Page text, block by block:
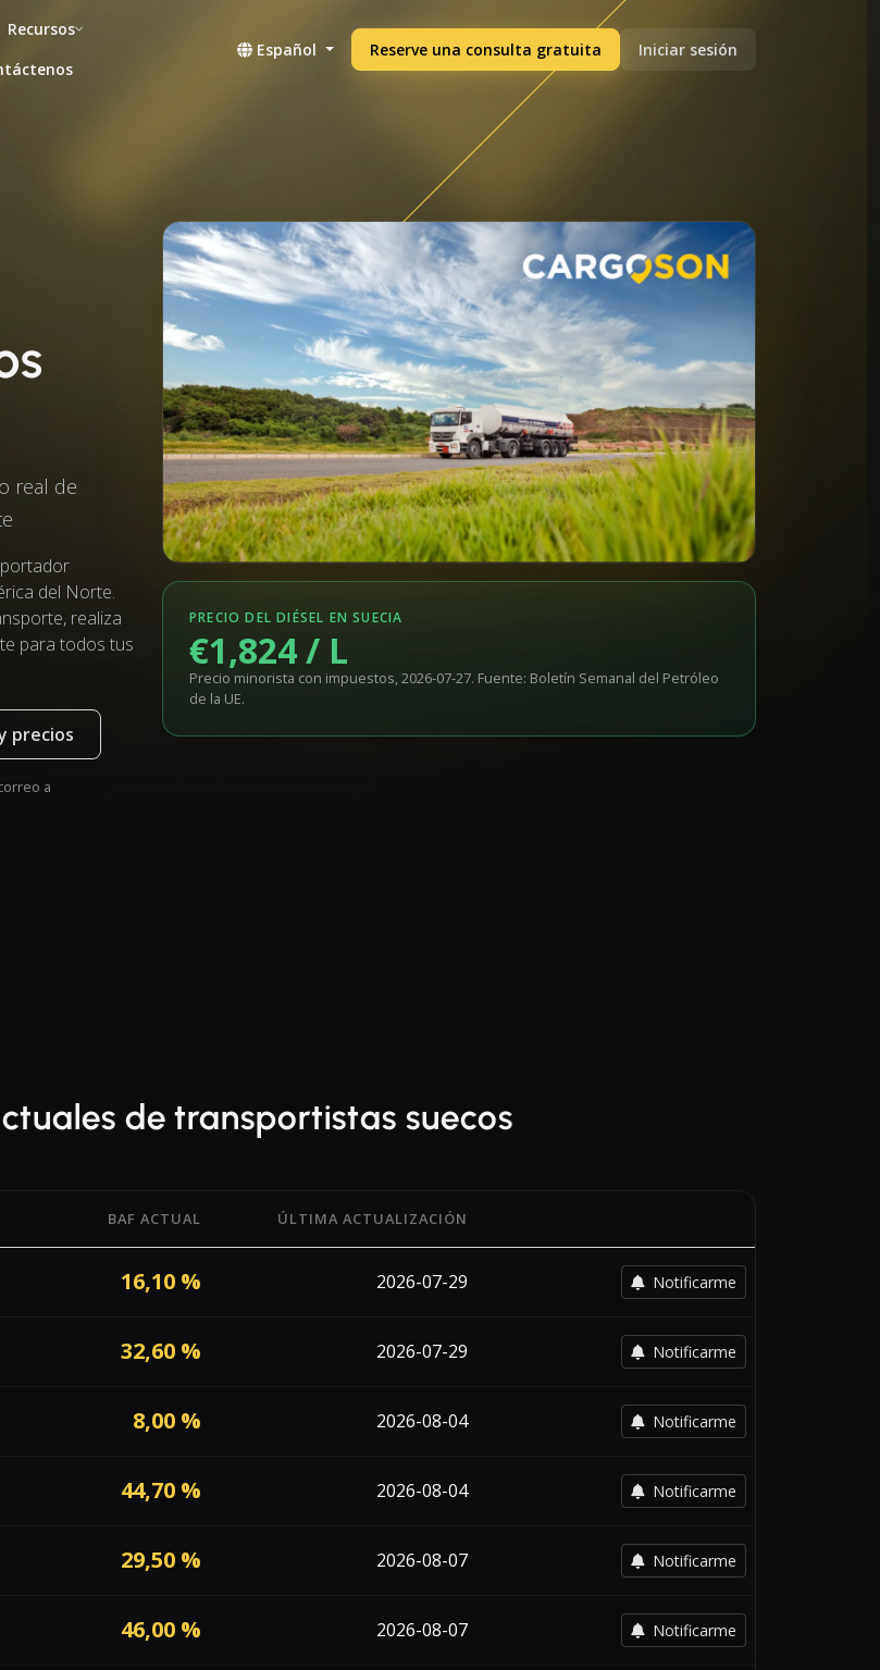
Recursos
Español Reserve una consulta gratuita Iniciar sesión
real de
del Norte.
realiza
para todos tus
precios
a
PRECIO DEL DIÉSEL EN SUECIA
€1,824 / L
Precio minorista con impuestos, 2026-07-27. Fuente: Boletín Semanal del Petróleo
de la UE.
de transportistas suecos
(BAF) de 13 transportistas que operan en Suecia, con la fecha del cambio más reciente de cada
BAF ACTUAL ÚLTIMA ACTUALIZACIÓN
16,10 % 2026-07-29 Notificarme
32,60 % 2026-07-29 Notificarme
8,00 % 2026-08-04 Notificarme
44,70 % 2026-08-04 Notificarme
29,50 % 2026-08-07 Notificarme
46,00 % 2026-08-07 Notificarme